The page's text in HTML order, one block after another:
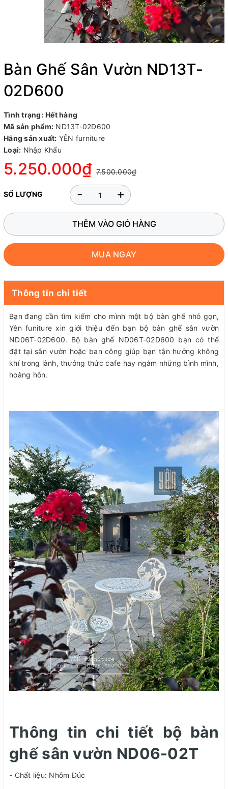
Bàn Ghế Sân Vườn ND13T-
02D600
Tình trạng: Hết hàng
Mã sản phẩm: ND13T-02D600
Hãng sản xuất: YÊN furniture
Loại: Nhập Khẩu
5.250.000₫ 7.500.000₫
SỐ LƯỢNG +
-
THÊM VÀO GIỎ HÀNG
MUA NGAY
Thông tin chi tiết
Bạn đang cần tìm kiếm cho mình một bộ bàn ghế nhỏ gọn,
Yên funiture xin giới thiệu đến bạn bộ bàn ghế sân vườn
ND06T-02D600. Bộ bàn ghế ND06T-02D600 bạn có thể
đặt tại sân vườn hoặc ban công giúp bạn tận hưởng không
khí trong lành, thưởng thức cafe hay ngắm những bình mình,
hoàng hôn.
Thông tin chi tiết bộ bàn
ghế sân vườn ND06-02T
- Chất liệu: Nhôm Đúc